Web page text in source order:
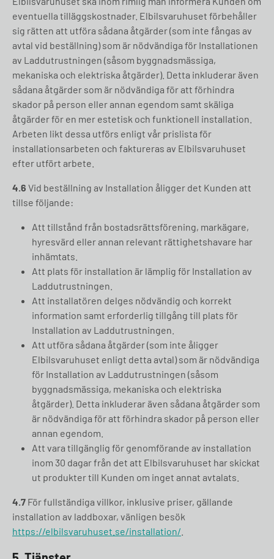
eventuella tilläggskostnader. Elbilsvaruhuset förbehåller
sig rätten att utföra sådana åtgärder (som inte fångas av
avtal vid beställning) som är nödvändiga för Installationen
av Laddutrustningen (såsom byggnadsmässiga,
mekaniska och elektriska åtgärder). Detta inkluderar även
sådana åtgärder som är nödvändiga för att förhindra
skador på person eller annan egendom samt skäliga
åtgärder för en mer estetisk och funktionell installation.
Arbeten likt dessa utförs enligt vår prislista för
installationsarbeten och faktureras av Elbilsvaruhuset
efter utfört arbete.
4.6 Vid beställning av Installation åligger det Kunden att
tillse följande:
Att tillstånd från bostadsrättsförening, markägare,
hyresvärd eller annan relevant rättighetshavare har
inhämtats.
Att plats för installation är lämplig för Installation av
Laddutrustningen.
Att installatören delges nödvändig och korrekt
information samt erforderlig tillgång till plats för
Installation av Laddutrustningen.
Att utföra sådana åtgärder (som inte åligger
Elbilsvaruhuset enligt detta avtal) som är nödvändiga
för Installation av Laddutrustningen (såsom
byggnadsmässiga, mekaniska och elektriska
åtgärder). Detta inkluderar även sådana åtgärder som
är nödvändiga för att förhindra skador på person eller
annan egendom.
Att vara tillgänglig för genomförande av installation
inom 30 dagar från det att Elbilsvaruhuset har skickat
ut produkter till Kunden om inget annat avtalats.
4.7 För fullständiga villkor, inklusive priser, gällande
installation av laddboxar, vänligen besök
https://elbilsvaruhuset.se/installation/